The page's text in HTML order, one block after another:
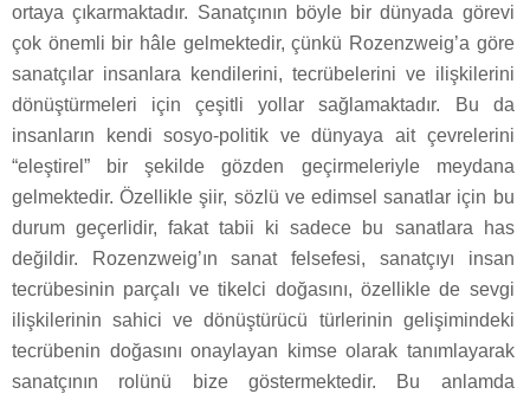
ortaya çıkarmaktadır. Sanatçının böyle bir dünyada görevi
çok önemli bir hâle gelmektedir, çünkü Rozenzweig’a göre
sanatçılar insanlara kendilerini, tecrübelerini ve ilişkilerini
dönüştürmeleri için çeşitli yollar sağlamaktadır. Bu da
insanların kendi sosyo-politik ve dünyaya ait çevrelerini
“eleştirel” bir şekilde gözden geçirmeleriyle meydana
gelmektedir. Özellikle şiir, sözlü ve edimsel sanatlar için bu
durum geçerlidir, fakat tabii ki sadece bu sanatlara has
değildir. Rozenzweig’ın sanat felsefesi, sanatçıyı insan
tecrübesinin parçalı ve tikelci doğasını, özellikle de sevgi
ilişkilerinin sahici ve dönüştürücü türlerinin gelişimindeki
tecrübenin doğasını onaylayan kimse olarak tanımlayarak
sanatçının rolünü bize göstermektedir. Bu anlamda